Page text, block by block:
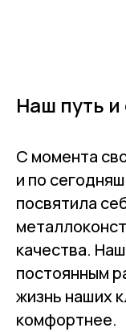
Наш путь
С момента
и по
посвятила
качества.
постоянным
жизнь наших
комфортнее.